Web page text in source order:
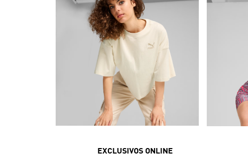
EXCLUSIVOS ONLINE